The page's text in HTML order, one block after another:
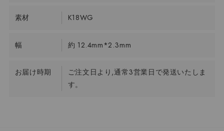
素材 K18WG
幅 約 12.4mm*2.3mm
お届け時期
ご注文日より,通常3営業日で発送いたしま
す。